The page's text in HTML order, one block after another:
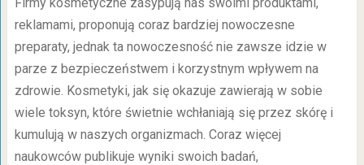
reklamami, proponują coraz bardziej nowoczesne
preparaty, jednak ta nowoczesność nie zawsze idzie w
parze z bezpieczeństwem i korzystnym wpływem na
zdrowie. Kosmetyki, jak się okazuje zawierają w sobie
wiele toksyn, które świetnie wchłaniają się przez skórę i
kumulują w naszych organizmach. Coraz więcej
naukowców publikuje wyniki swoich badań,